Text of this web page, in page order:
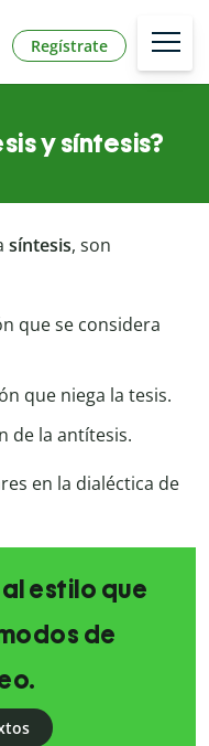
Regístrate
y síntesis?
síntesis, son
que se considera
que niega la tesis.
de la antítesis.
en la dialéctica de
estilo que
de